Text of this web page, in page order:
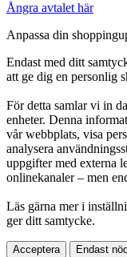
Ångra avtalet här
Anpassa din
Endast med ditt
att ge dig en personlig
För detta samlar vi in
enheter. Denna
vår webbplats, visa
analysera
uppgifter med externa
onlinekanaler – men
Läs gärna mer i
ger ditt samtycke.
Acceptera Endast